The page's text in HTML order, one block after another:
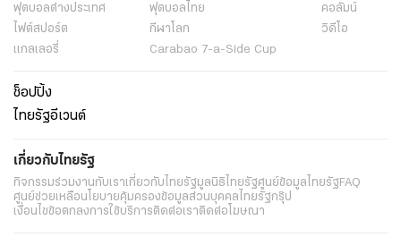
ฟุตบอลต่่างประเทศ ฟุตบอลไทย
คอลัมน์
ไฟต์สปอร์ต
กีฬาโลก
วิดีโอ
แกลเลอรี่
Carabao 7-a-Side Cup
ช็อปปิ้ง
ไทยรัฐอีเวนต์
เกี่ยวกับไทยรัฐ
กิจกรรมร่วมงานกับเราเกี่ยวกับไทยรัฐมูลนิธิไทยรัฐศูนย์ข้อมูลไทยรัฐFAQ
ศูนย์ช่วยเหลือนโยบายคุ้มครองข้อมูลส่วนบุคคลไทยรัฐกรุ๊ป
เงื่อนไขข้อตกลงการใช้บริการติดต่อเราติดต่อโฆษณา